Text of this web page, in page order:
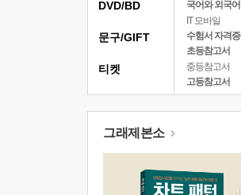
국어와 외국어
IT 모바일
수험서 자격증
초등참고서
중등참고서
고등참고서
DVD/BD
문구/GIFT
티켓
그래제본소